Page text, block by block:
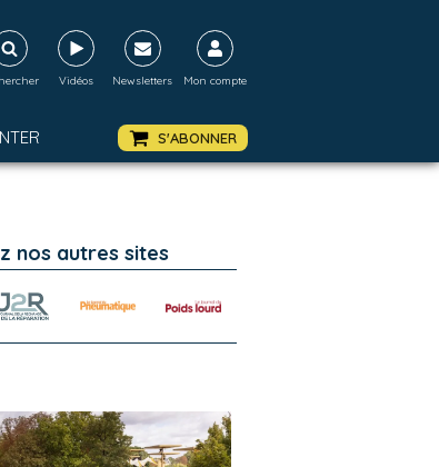
Vidéos Newsletters Mon compte
S'ABONNER
nos autres sites